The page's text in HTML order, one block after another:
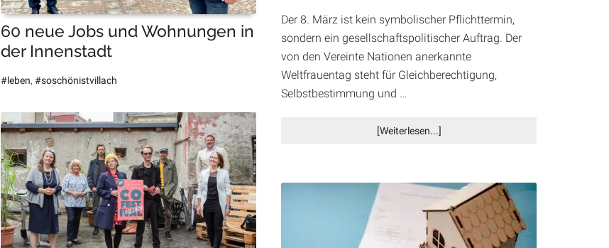
60 neue Jobs und Wohnungen in
der Innenstadt
#leben, #soschönistvillach
Der 8. März ist kein symbolischer Pflichttermin,
sondern ein gesellschaftspolitischer Auftrag. Der
von den Vereinte Nationen anerkannte
Weltfrauentag steht für Gleichberechtigung,
Selbstbestimmung und …
[Weiterlesen...]Infos
in
Villach:
„DAS
FEST“